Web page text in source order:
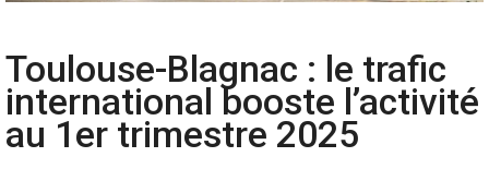
Toulouse-Blagnac : le trafic
international booste l’activité
au 1er trimestre 2025